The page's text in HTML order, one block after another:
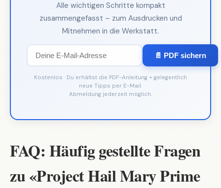
Alle wichtigen Schritte kompakt
zusammengefasst – zum Ausdrucken und
Mitnehmen in die Werkstatt.
📄 PDF sichern
Kostenlos · Du erhältst die PDF-Anleitung + gelegentlich
neue Tipps per E-Mail.
Abmeldung jederzeit möglich.
FAQ: Häufig gestellte Fragen
zu «Project Hail Mary Prime